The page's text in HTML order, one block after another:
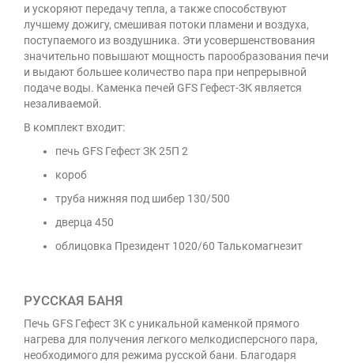
и ускоряют передачу тепла, а также способствуют
лучшему дожигу, смешивая потоки пламени и воздуха,
поступаемого из воздушника. Эти усовершенствования
значительно повышают мощность парообразования печи
и выдают большее количество пара при непрерывной
подаче воды. Каменка печей GFS Гефест-ЗК является
незаливаемой.
В комплект входит:
печь GFS Гефест ЗК 25П 2
короб
труба нижняя под шибер 130/500
дверца 450
облицовка Президент 1020/60 Талькомагнезит
РУССКАЯ БАНЯ
Печь GFS Гефест 3К с уникальной каменкой прямого
нагрева для получения легкого мелкодисперсного пара,
необходимого для режима русской бани. Благодаря